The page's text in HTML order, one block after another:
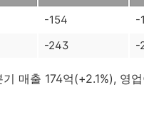
-154
-
-243 -
매출 174억(+2.1%), 영